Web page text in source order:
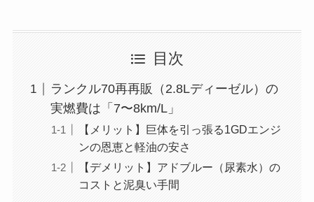
目次
ランクル70再再販（2.8Lディーゼル）の
実燃費は「7〜8km/L」
【メリット】巨体を引っ張る1GDエンジ
ンの恩恵と軽油の安さ
【デメリット】アドブルー（尿素水）の
コストと泥臭い手間